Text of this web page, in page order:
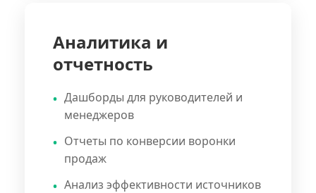
Аналитика и
отчетность
Дашборды для руководителей и
менеджеров
Отчеты по конверсии воронки
продаж
Анализ эффективности источников